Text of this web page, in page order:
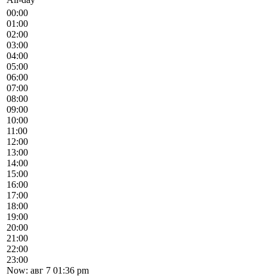
00:00
01:00
02:00
03:00
04:00
05:00
06:00
07:00
08:00
09:00
10:00
11:00
12:00
13:00
14:00
15:00
16:00
17:00
18:00
19:00
20:00
21:00
22:00
23:00
Now: авг 7 01:36 pm